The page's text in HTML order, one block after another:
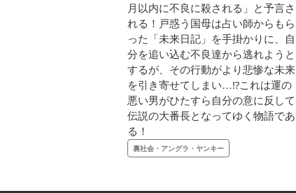
月以内に不良に殺される」と予言さ
れる！戸惑う国母は占い師からもら
った「未来日記」を手掛かりに、自
分を追い込む不良達から逃れようと
するが、その行動がより悲惨な未来
を引き寄せてしまい…⁉これは運の
悪い男がひたすら自分の意に反して
伝説の大番長となってゆく物語であ
る！
裏社会・アングラ・ヤンキー